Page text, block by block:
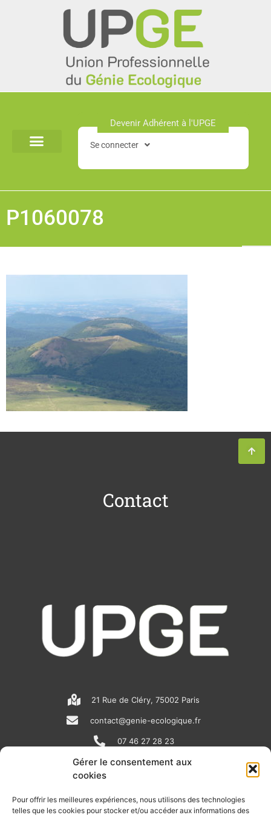
Gérer le consentement aux
cookies
Pour offrir les meilleures expériences, nous utilisons des technologies
telles que les cookies pour stocker et/ou accéder aux informations des
Devenir Adhérent à l'UPGE​
Se connecter
P1060078
Contact
21 Rue de Cléry, 75002 Paris
contact@genie-ecologique.fr
07 46 27 28 23
N
e
i
o